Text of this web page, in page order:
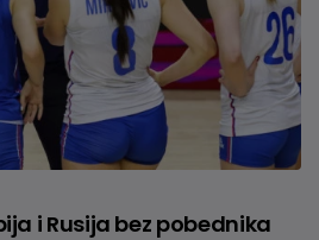
i Rusija bez pobednika